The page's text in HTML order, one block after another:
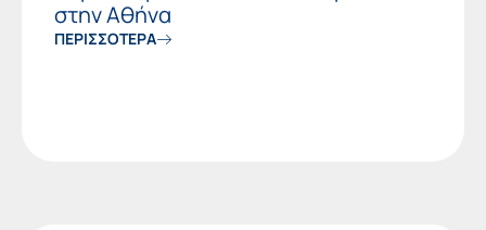
στην Αθήνα
ΠΕΡΙΣΣΟΤΕΡΑ